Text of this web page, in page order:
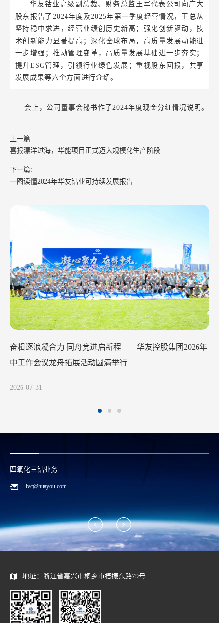
华友钴业2026年中工作会议在苏州召开
华友钴业高级副总裁、财务总监王军代表公司向广大
股东报告了2024年度及2025年第一季度经营情况，王总从
坚持稳中求进，经营业绩创历史新高；强化创新驱动，技
术创新能力显著提高；深化全球布局，高质量发展动能进
一步增强；推动管理变革，高质量发展基础进一步夯实；
提升ESG管理，引领行业绿色发展；重视股东回报，共享
发展成果等六个方面进行介绍。
会上，公司董事会秘书作了2024年度现金分红情况说明。
上一篇:
喜报漂洋过海，华能项目正式迈入规模化生产阶段
下一篇:
一图读懂2024年华友钴业可持续发展报告
碳酸锂/废料回收业务
zwx@huayou.com
地址：浙江省嘉兴市桐乡市梧振东路79号